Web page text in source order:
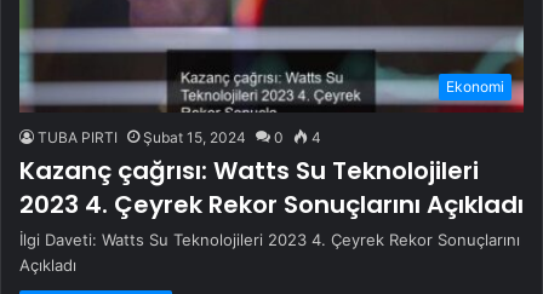
Ekonomi
TUBA PIRTI Şubat 15, 2024 0 4
Kazanç çağrısı: Watts Su Teknolojileri
2023 4. Çeyrek Rekor Sonuçlarını Açıkladı
İlgi Daveti: Watts Su Teknolojileri 2023 4. Çeyrek Rekor Sonuçlarını
Açıkladı